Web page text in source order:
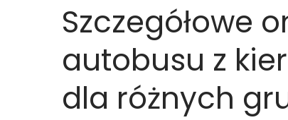
Szczegółowe
autobusu z
dla różnych